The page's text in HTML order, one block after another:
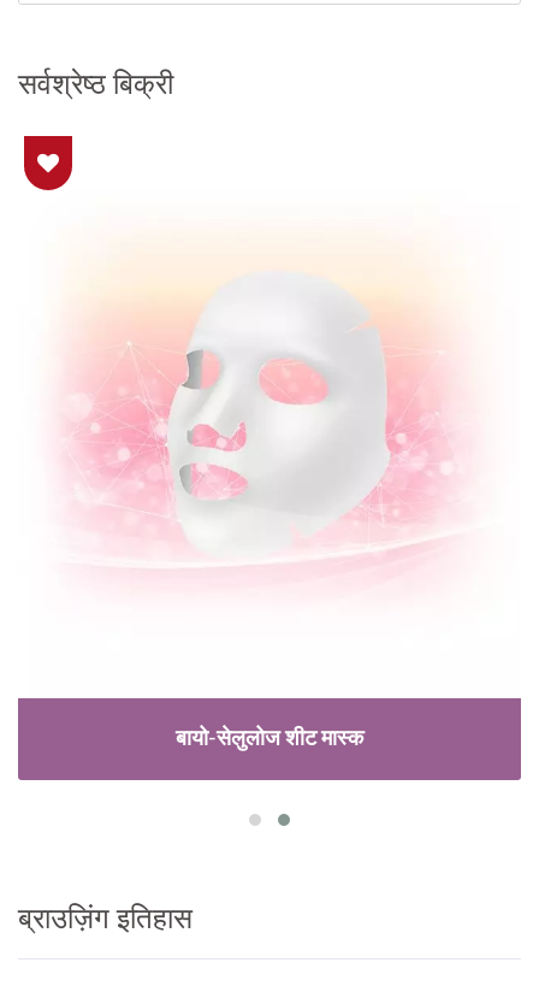
सर्वश्रेष्ठ बिक्री
बायो-सेलुलोज शीट मास्क
ब्राउज़िंग इतिहास